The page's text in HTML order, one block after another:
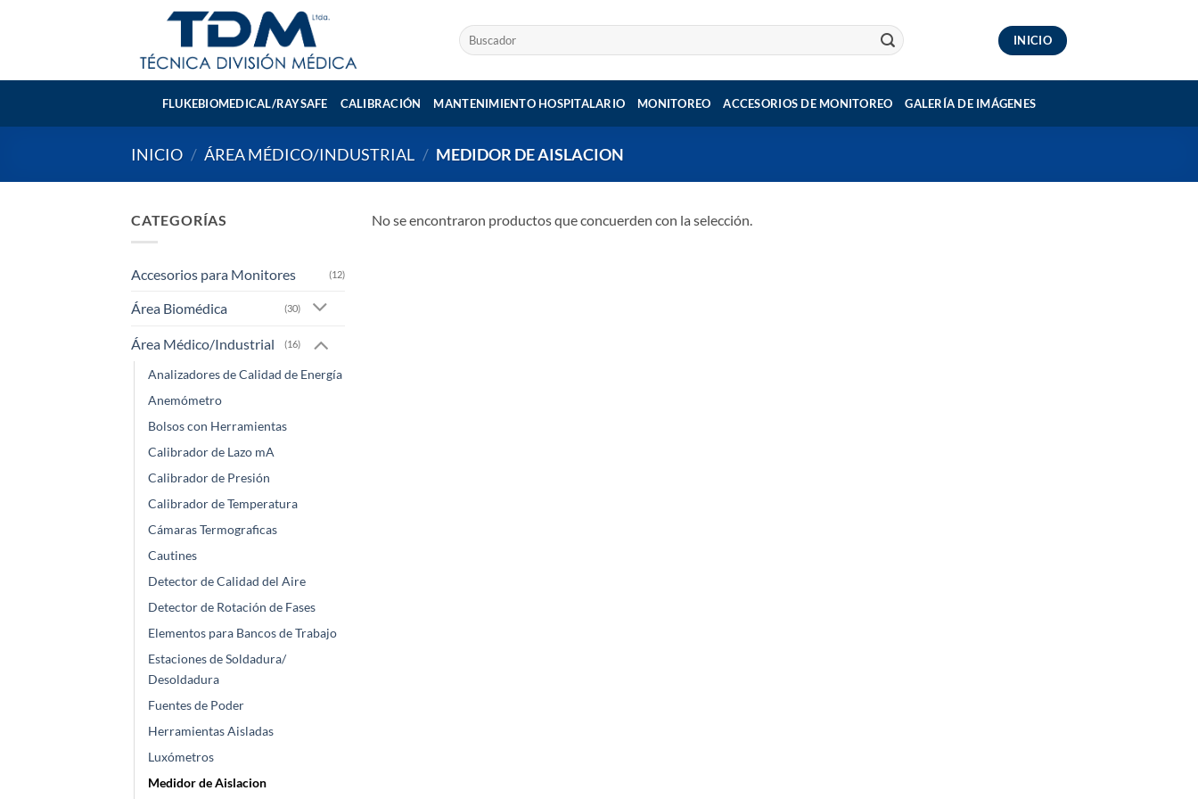
Buscar
por:
INICIO
FLUKEBIOMEDICAL/RAYSAFE CALIBRACIÓN MANTENIMIENTO HOSPITALARIO MONITOREO ACCESORIOS DE MONITOREO GALERÍA DE IMÁGENES
INICIO / ÁREA MÉDICO/INDUSTRIAL / MEDIDOR DE AISLACION
CATEGORÍAS
Accesorios para Monitores (12)
Área Biomédica (30)
Área Médico/Industrial (16)
Analizadores de Calidad de Energía
Anemómetro
Bolsos con Herramientas
Calibrador de Lazo mA
Calibrador de Presión
Calibrador de Temperatura
Cámaras Termograficas
Cautines
Detector de Calidad del Aire
Detector de Rotación de Fases
Elementos para Bancos de Trabajo
Estaciones de Soldadura/
Desoldadura
Fuentes de Poder
Herramientas Aisladas
Luxómetros
Medidor de Aislacion
No se encontraron productos que concuerden con la selección.